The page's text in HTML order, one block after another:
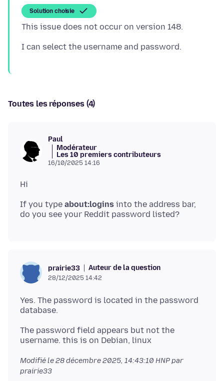
Solution choisie
Toutes les réponses (4)
Paul
Modérateur
Les 10 premiers contributeurs
16/10/2025 14:16
If you type about:logins into the address bar,
prairie33 Auteur de la question
28/12/2025 14:42
Yes. The password is located in the password
The password field appears but not the
Modifié le28 décembre 2025, 14:43:10 HNPpar
prairie33